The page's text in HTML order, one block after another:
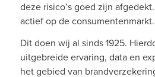
deze risico’s goed zijn
actief op de consumentenmarkt.
Dit doen wij al sinds 1925.
uitgebreide ervaring, data en
het gebied van